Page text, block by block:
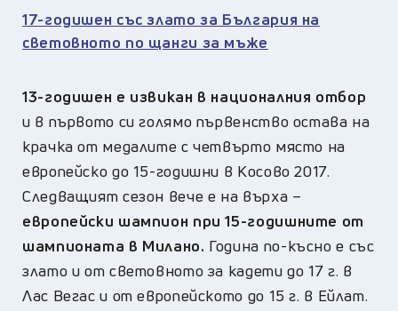
17-годишен със злато за България на
световното по щанги за мъже
13-годишен е извикан в националния отбор
и в първото си голямо първенство остава на
крачка от медалите с четвърто място на
европейско до 15-годишни в Косово 2017.
Следващият сезон вече е на върха –
европейски шампион при 15-годишните от
шампионата в Милано. Година по-късно е със
злато и от световното за кадети до 17 г. в
Лас Вегас и от европейското до 15 г. в Ейлат.